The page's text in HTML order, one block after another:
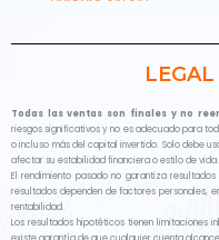
Todas las ventas son finales y no
riesgos significativos y no es adecuado para
o incluso más del capital invertido. Solo debe
afectar su estabilidad financiera o estilo de vida.
El rendimiento pasado no garantiza
resultados dependen de factores personales,
rentabilidad.
Los resultados hipotéticos tienen limitaciones